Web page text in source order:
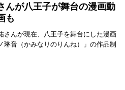
んが八王子が舞台の漫画動
も
さんが現在、八王子を舞台にした漫画
琳音（かみなりのりんね）」の作品制